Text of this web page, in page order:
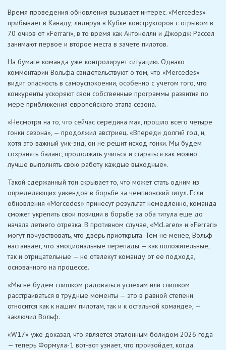
Время проведения обновления вызывает интерес. «Mercedes»
прибывает в Канаду, лидируя в Кубке конструкторов с отрывом в
70 очков от «Ferrari», в то время как Антонелли и Джордж Рассел
занимают первое и второе места в зачете пилотов.
На бумаге команда уже контролирует ситуацию. Однако
комментарии Вольфа свидетельствуют о том, что «Mercedes»
видит опасность в самоуспокоении, особенно с учетом того, что
конкуренты ускоряют свои собственные программы развития по
мере приближения европейского этапа сезона.
«Несмотря на то, что сейчас середина мая, прошло всего четыре
гонки сезона», — продолжил австриец. «Впереди долгий год, и,
хотя это важный уик-энд, он не решит исход гонки. Мы будем
сохранять баланс, продолжать учиться и стараться как можно
лучше выполнять свою работу каждые выходные».
Такой сдержанный тон скрывает то, что может стать одним из
определяющих уикендов в борьбе за чемпионский титул. Если
обновления «Mercedes» принесут результат немедленно, команда
сможет укрепить свои позиции в борьбе за оба титула еще до
начала летнего отрезка. В противном случае, «McLaren» и «Ferrari»
могут почувствовать, что дверь приоткрыта. Тем не менее, Вольф
настаивает, что эмоциональные перепады — как положительные,
так и отрицательные — не отвлекут команду от ее подхода,
основанного на процессе.
«Мы не будем слишком радоваться успехам или слишком
расстраиваться в трудные моменты — это в равной степени
относится как к нашим пилотам, так и к остальной команде», —
заключил Вольф.
«W17» уже доказал, что является эталонным болидом 2026 года
— теперь Формула-1 вот-вот узнает, что произойдет, когда